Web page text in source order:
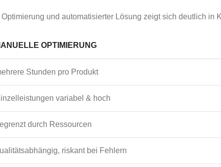
und automatisierter Lösung zeigt sich deutlich in
OPTIMIERUNG
Stunden pro Produkt
variabel & hoch
durch Ressourcen
riskant bei Fehlern